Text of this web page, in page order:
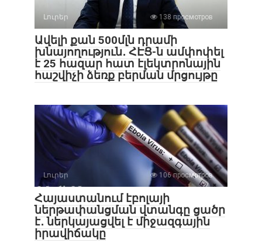
Լուրեր 138 просмотров
Ավելի քան 500մլն դրամի
խնայողություն․ ՀԷՑ-ն ամփոփել
է 25 հազար հատ էլեկտրոնային
հաշվիչի ձեռք բերման մրցույթը
Լուրեր 106 просмотров
Հայաստանում էբոլայի
ներթափանցման վտանգը ցածր
է․ ներկայացվել է միջազգային
իրավիճակը